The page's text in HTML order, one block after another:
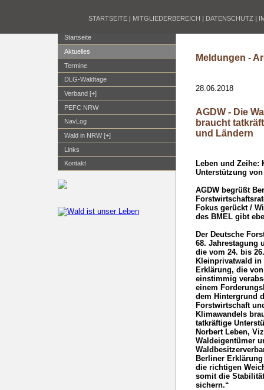
STARTSEITE | MITGLIEDERBEREICH | DATENSCHUTZ |
Startseite
Aktuelles
Termine
DLG-Waldtage
Verband [+]
PEFC NRW
NavLog
Wald in NRW [+]
Links
Kontakt
Meldungen -
28.06.2018
AGDW - Die
braucht
und Ländern
Leben und Zeihe:
Unterstützung
AGDW begrüßt
Fokus gerückt /
des BMEL gibt
Der Deutsche
68. Jahrestagung
die vom 24. bis
Kleinprivatwald in
Erklärung, die
einstimmig
einem
dem Hintergrund
Forstwirtschaft
Klimawandels
tatkräftige
Norbert Leben,
Waldeigentümer
Berliner
die richtigen
somit die
sichern.“